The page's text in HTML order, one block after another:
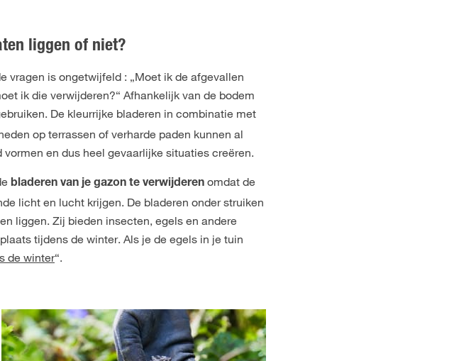
liggen of niet?
vragen is ongetwijfeld : „Moet ik de afgevallen
ik die verwijderen?“ Afhankelijk van de bodem
De kleurrijke bladeren in combinatie met
op terrassen of verharde paden kunnen al
en dus heel gevaarlijke situaties creëren.
bladeren van je gazon te verwijderen omdat de
licht en lucht krijgen. De bladeren onder struiken
liggen. Zij bieden insecten, egels en andere
tijdens de winter. Als je de egels in je tuin
de winter“.